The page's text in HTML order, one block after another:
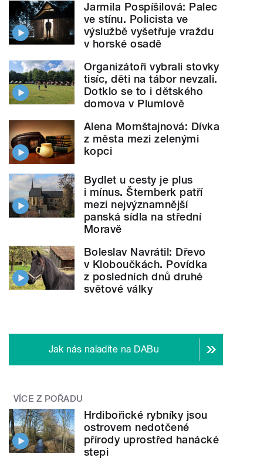
Jarmila Pospíšilová: Palec
ve stínu. Policista ve
výslužbě vyšetřuje vraždu
v horské osadě
Organizátoři vybrali stovky
tisíc, děti na tábor nevzali.
Dotklo se to i dětského
domova v Plumlově
Alena Mornštajnová: Dívka
z města mezi zelenými
kopci
Bydlet u cesty je plus
i mínus. Šternberk patří
mezi nejvýznamnější
panská sídla na střední
Moravě
Boleslav Navrátil: Dřevo
v Kloboučkách. Povídka
z posledních dnů druhé
světové války
Jak nás naladíte na DABu
VÍCE Z POŘADU
Hrdibořické rybníky jsou
ostrovem nedotčené
přírody uprostřed hanácké
stepi